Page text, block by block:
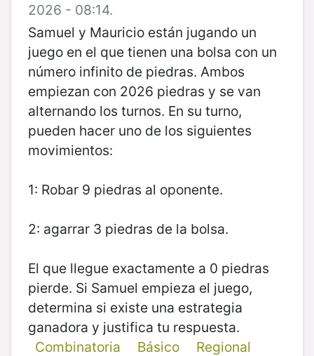
2026 - 08:14.
Samuel y Mauricio están jugando un
juego en el que tienen una bolsa con un
número infinito de piedras. Ambos
empiezan con 2026 piedras y se van
alternando los turnos. En su turno,
pueden hacer uno de los siguientes
movimientos:
1: Robar 9 piedras al oponente.
2: agarrar 3 piedras de la bolsa.
El que llegue exactamente a 0 piedras
pierde. Si Samuel empieza el juego,
determina si existe una estrategia
ganadora y justifica tu respuesta.
Combinatoria
Básico
Regional